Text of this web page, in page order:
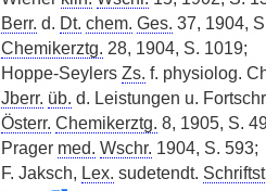
Berr. d. Dt. chem. Ges. 37, 1904,
Chemikerztg. 28, 1904, S. 1019;
Hoppe-Seylers Zs. f. physiolog.
Jberr. üb. d. Leistungen u.
Österr. Chemikerztg. 8, 1905, S.
Prager med. Wschr. 1904, S. 593;
F. Jaksch, Lex. sudetendt.